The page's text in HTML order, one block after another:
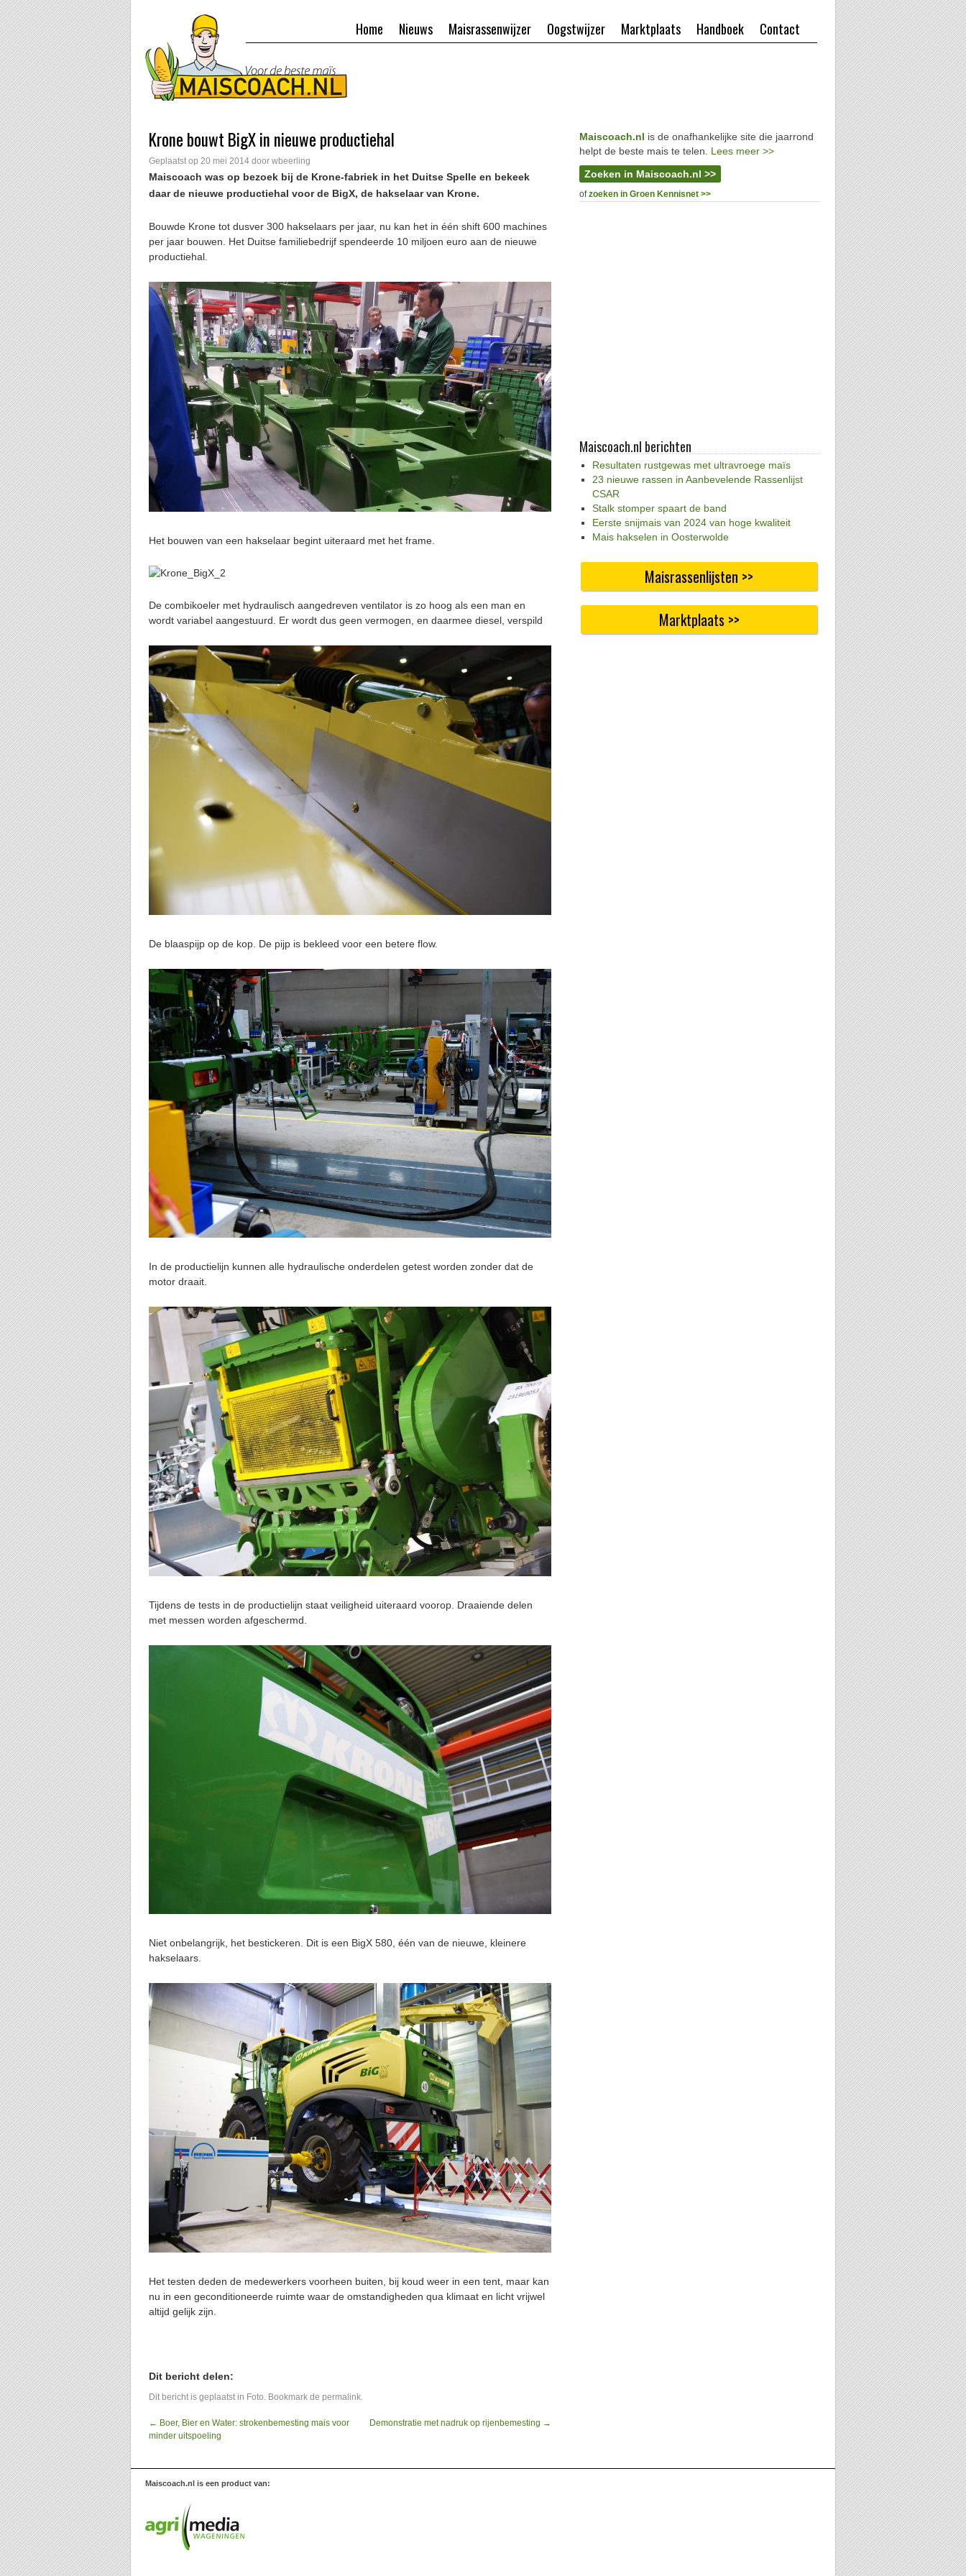
Contact
Handboek
Marktplaats
Oogstwijzer
Maisrassenwijzer
Nieuws
Home
Krone bouwt BigX in nieuwe productiehal
Geplaatst op 20 mei 2014 door wbeerling
Maiscoach was op bezoek bij de Krone-fabriek in het Duitse Spelle en bekeek
daar de nieuwe productiehal voor de BigX, de hakselaar van Krone.
Bouwde Krone tot dusver 300 hakselaars per jaar, nu kan het in één shift 600 machines
per jaar bouwen. Het Duitse familiebedrijf spendeerde 10 miljoen euro aan de nieuwe
productiehal.
Het bouwen van een hakselaar begint uiteraard met het frame.
De combikoeler met hydraulisch aangedreven ventilator is zo hoog als een man en
wordt variabel aangestuurd. Er wordt dus geen vermogen, en daarmee diesel, verspild
De blaaspijp op de kop. De pijp is bekleed voor een betere flow.
In de productielijn kunnen alle hydraulische onderdelen getest worden zonder dat de
motor draait.
Tijdens de tests in de productielijn staat veiligheid uiteraard voorop. Draaiende delen
met messen worden afgeschermd.
Niet onbelangrijk, het bestickeren. Dit is een BigX 580, één van de nieuwe, kleinere
hakselaars.
Het testen deden de medewerkers voorheen buiten, bij koud weer in een tent, maar kan
nu in een geconditioneerde ruimte waar de omstandigheden qua klimaat en licht vrijwel
altijd gelijk zijn.
Dit bericht delen:
Dit bericht is geplaatst in Foto. Bookmark de permalink.
← Boer, Bier en Water: strokenbemesting mais voor
minder uitspoeling
Demonstratie met nadruk op rijenbemesting →
Maiscoach.nl is de onafhankelijke site die jaarrond
helpt de beste mais te telen. Lees meer >>
Zoeken in Maiscoach.nl >>
ofzoeken in Groen Kennisnet >>
Maiscoach.nl berichten
Resultaten rustgewas met ultravroege maïs
23 nieuwe rassen in Aanbevelende Rassenlijst
CSAR
Stalk stomper spaart de band
Eerste snijmais van 2024 van hoge kwaliteit
Mais hakselen in Oosterwolde
Maisrassenlijsten >>
Marktplaats >>
Maiscoach.nl is een product van: